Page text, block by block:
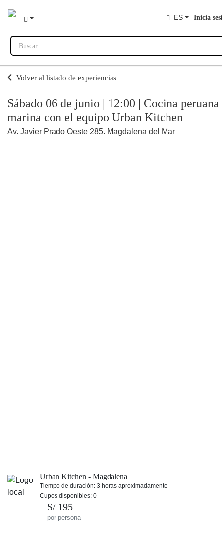
ES Inicia
Buscar
Volver al listado de experiencias
Sábado 06 de junio | 12:00 | Cocina peruana
marina con el equipo Urban Kitchen
Av. Javier Prado Oeste 285. Magdalena del Mar
Urban Kitchen - Magdalena
Tiempo de duración: 3 horas aproximadamente
Cupos disponibles: 0
S/ 195
por persona